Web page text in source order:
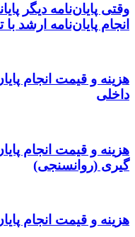
وقتی پایان‌نامه دیگر
انجام پایان‌نامه ارشد
هزینه و قیمت انجام
داخلی
هزینه و قیمت انجام
گیری (روانسنجی)
هزینه و قیمت انجام